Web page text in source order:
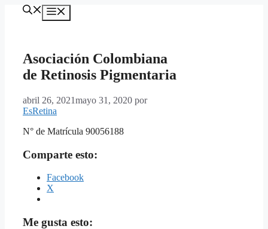
Saltar
Asociación Colombiana
de Retinosis Pigmentaria
abril 26, 2021mayo 31, 2020 por
EsRetina
N° de Matrícula 90056188
Comparte esto:
Facebook
X
Me gusta esto: